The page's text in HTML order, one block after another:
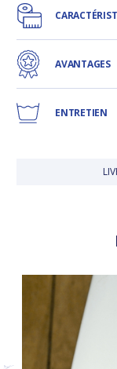
AVANTAGES
ENTRETIEN